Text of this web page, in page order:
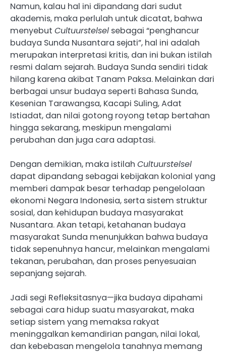
Namun, kalau hal ini dipandang dari sudut
akademis, maka perlulah untuk dicatat, bahwa
menyebut Cultuurstelsel sebagai “penghancur
budaya Sunda Nusantara sejati”, hal ini adalah
merupakan interpretasi kritis, dan ini bukan istilah
resmi dalam sejarah. Budaya Sunda sendiri tidak
hilang karena akibat Tanam Paksa. Melainkan dari
berbagai unsur budaya seperti Bahasa Sunda,
Kesenian Tarawangsa, Kacapi Suling, Adat
Istiadat, dan nilai gotong royong tetap bertahan
hingga sekarang, meskipun mengalami
perubahan dan juga cara adaptasi.
Dengan demikian, maka istilah Cultuurstelsel
dapat dipandang sebagai kebijakan kolonial yang
memberi dampak besar terhadap pengelolaan
ekonomi Negara Indonesia, serta sistem struktur
sosial, dan kehidupan budaya masyarakat
Nusantara. Akan tetapi, ketahanan budaya
masyarakat Sunda menunjukkan bahwa budaya
tidak sepenuhnya hancur, melainkan mengalami
tekanan, perubahan, dan proses penyesuaian
sepanjang sejarah.
Jadi segi Refleksitasnya—jika budaya dipahami
sebagai cara hidup suatu masyarakat, maka
setiap sistem yang memaksa rakyat
meninggalkan kemandirian pangan, nilai lokal,
dan kebebasan mengelola tanahnya memang